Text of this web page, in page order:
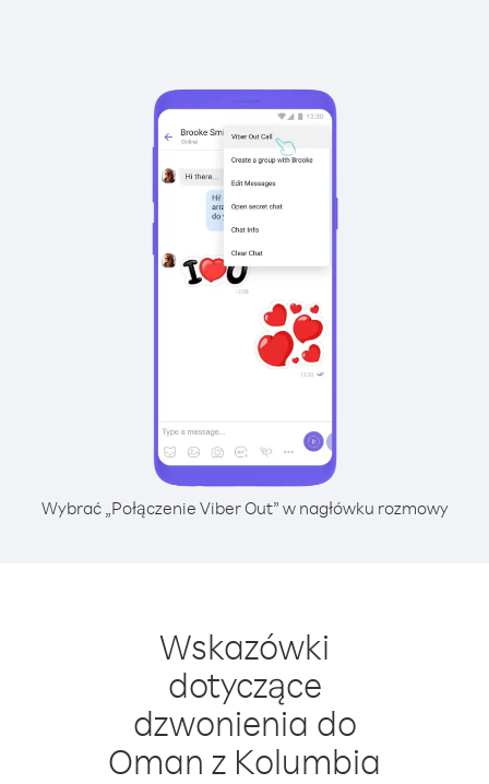
Wybrać „Połączenie Viber Out” w nagłówku rozmowy
Wskazówki
dotyczące
dzwonienia do
Oman z Kolumbia